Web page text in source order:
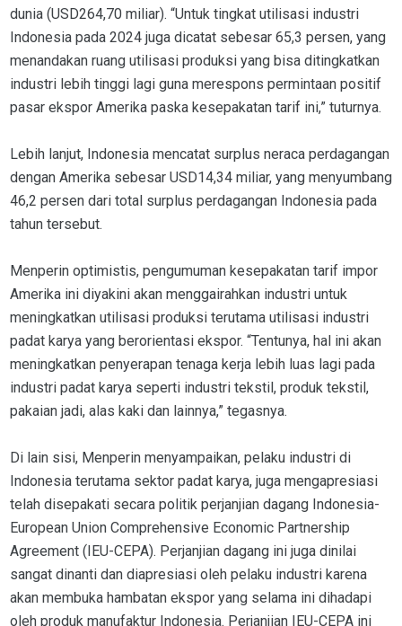
dunia (USD264,70 miliar). “Untuk tingkat utilisasi industri
Indonesia pada 2024 juga dicatat sebesar 65,3 persen, yang
menandakan ruang utilisasi produksi yang bisa ditingkatkan
industri lebih tinggi lagi guna merespons permintaan positif
pasar ekspor Amerika paska kesepakatan tarif ini,” tuturnya.
Lebih lanjut, Indonesia mencatat surplus neraca perdagangan
dengan Amerika sebesar USD14,34 miliar, yang menyumbang
46,2 persen dari total surplus perdagangan Indonesia pada
tahun tersebut.
Menperin optimistis, pengumuman kesepakatan tarif impor
Amerika ini diyakini akan menggairahkan industri untuk
meningkatkan utilisasi produksi terutama utilisasi industri
padat karya yang berorientasi ekspor. “Tentunya, hal ini akan
meningkatkan penyerapan tenaga kerja lebih luas lagi pada
industri padat karya seperti industri tekstil, produk tekstil,
pakaian jadi, alas kaki dan lainnya,” tegasnya.
Di lain sisi, Menperin menyampaikan, pelaku industri di
Indonesia terutama sektor padat karya, juga mengapresiasi
telah disepakati secara politik perjanjian dagang Indonesia-
European Union Comprehensive Economic Partnership
Agreement (IEU-CEPA). Perjanjian dagang ini juga dinilai
sangat dinanti dan diapresiasi oleh pelaku industri karena
akan membuka hambatan ekspor yang selama ini dihadapi
oleh produk manufaktur Indonesia. Perjanjian IEU-CEPA ini